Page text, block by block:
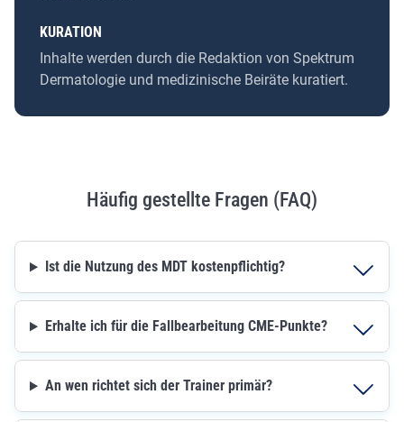
KURATION
Inhalte werden durch die Redaktion von Spektrum
Dermatologie und medizinische Beiräte kuratiert.
Häufig gestellte Fragen (FAQ)
Ist die Nutzung des MDT kostenpflichtig?
Erhalte ich für die Fallbearbeitung CME-Punkte?
An wen richtet sich der Trainer primär?